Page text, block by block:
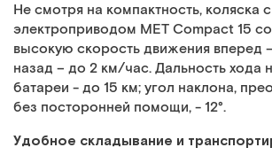
Не смотря на компактность, коляска с
электроприводом MET Compact 15
высокую скорость движения вперед
назад – до 2 км/час. Дальность хода
батареи - до 15 км; угол наклона,
без посторонней помощи, - 12°.
Удобное складывание и